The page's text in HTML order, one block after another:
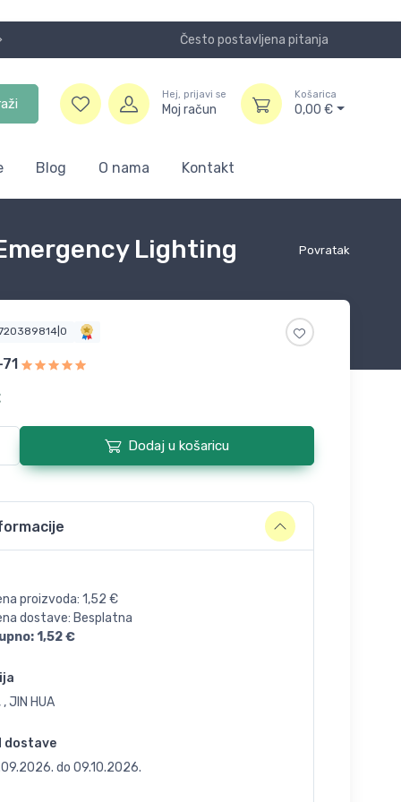
Često postavljena pitanja
Hej, prijavi se
Moj račun
Košarica
0,00 €
Blog O nama Kontakt
Povratak
Lighting
Dodaj u košaricu
proizvoda: 1,52 €
dostave: Besplatna
1,52€
, JIN HUA
dostave
do 09.10.2026.